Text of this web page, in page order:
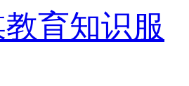
育知识服